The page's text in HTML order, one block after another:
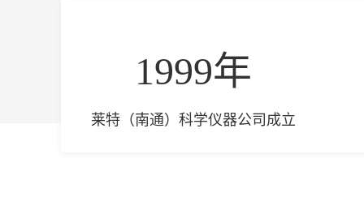
1999年
莱特（南通）科学仪器公司成立